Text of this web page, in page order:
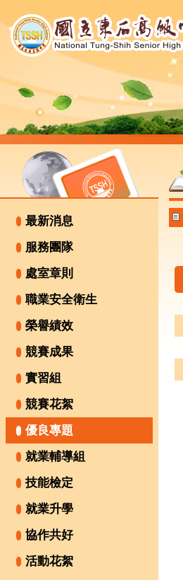
最新消息
服務團隊
處室章則
職業安全衛生
榮譽績效
競賽成果
實習組
競賽花絮
優良專題
就業輔導組
技能檢定
就業升學
協作共好
活動花絮